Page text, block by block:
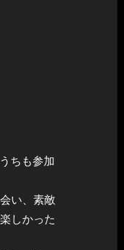
ちも参加
い、素敵
しかった